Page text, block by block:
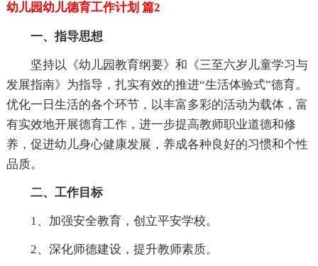
幼儿园幼儿德育工作计划 篇2
一、指导思想
坚持以《幼儿园教育纲要》和《三至六岁儿童学习与
发展指南》为指导，扎实有效的推进“生活体验式”德育。
优化一日生活的各个环节，以丰富多彩的活动为载体，富
有实效地开展德育工作，进一步提高教师职业道德和修
养，促进幼儿身心健康发展，养成各种良好的习惯和个性
品质。
二、工作目标
1、加强安全教育，创立平安学校。
2、深化师德建设，提升教师素质。